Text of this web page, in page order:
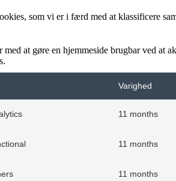
som vi er i færd med at klassificere
at gøre en hjemmeside brugbar ved at
Varighed
11 months
11 months
11 months